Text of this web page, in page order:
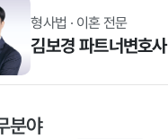
형사법 · 이혼 전문
김보경파트너변호사
분야